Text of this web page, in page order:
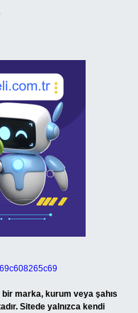
marka, kurum veya şahıs
Sitede yalnızca kendi